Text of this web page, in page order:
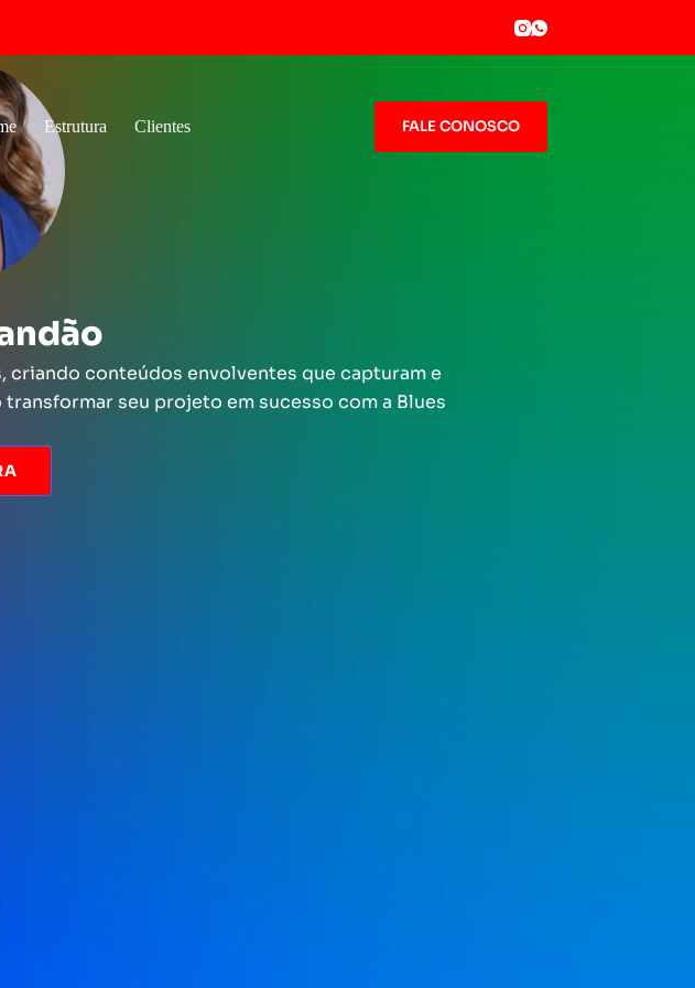
Estrutura Clientes FALE CONOSCO
conteúdos envolventes que capturam e
seu projeto em sucesso com a Blues